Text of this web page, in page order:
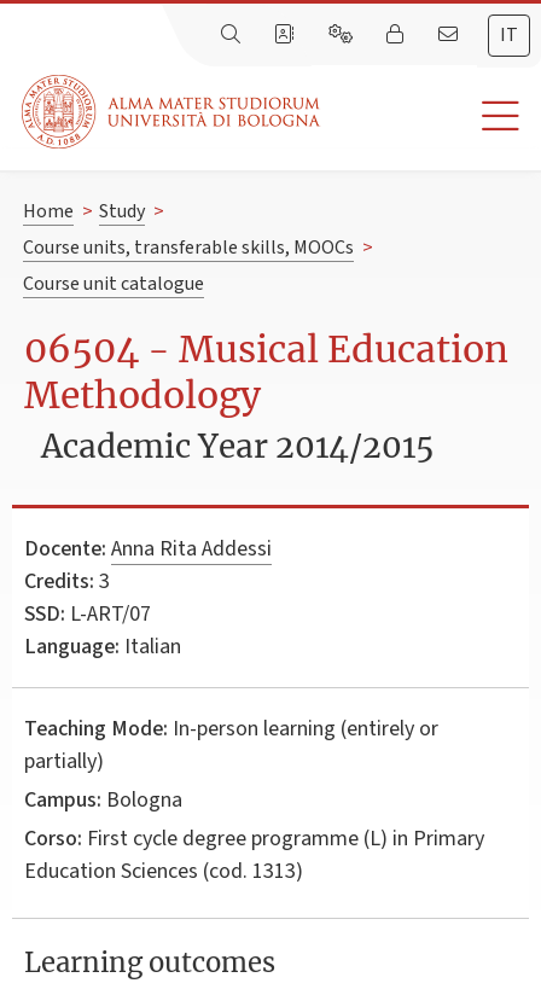
IT
Home > Study >
Course units, transferable skills, MOOCs >
Course unit catalogue
06504 - Musical Education
Methodology
Academic Year 2014/2015
Docente: Anna Rita Addessi
Credits: 3
SSD: L-ART/07
Language: Italian
Teaching Mode: In-person learning (entirely or
partially)
Campus: Bologna
Corso: First cycle degree programme (L) in Primary
Education Sciences (cod. 1313)
Learning outcomes